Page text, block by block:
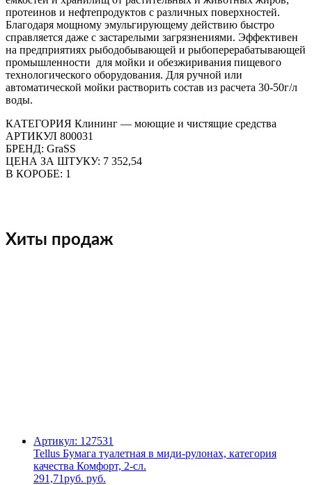
протеинов и нефтепродуктов с различных поверхностей.
Благодаря мощному эмульгирующему действию быстро
справляется даже с застарелыми загрязнениями. Эффективен
на предприятиях рыбодобывающей и рыбоперерабатывающей
промышленности для мойки и обезжиривания пищевого
технологического оборудования. Для ручной или
автоматической мойки растворить состав из расчета 30-50г/л
воды.
КАТЕГОРИЯ Клининг — моющие и чистящие средства
АРТИКУЛ 800031
БРЕНД: GraSS
ЦЕНА ЗА ШТУКУ: 7 352,54
В КОРОБЕ: 1
Хиты продаж
Артикул: 127531
Tellus Бумага туалетная в миди-рулонах, категория
качества Комфорт, 2-сл.
291,71руб. руб.